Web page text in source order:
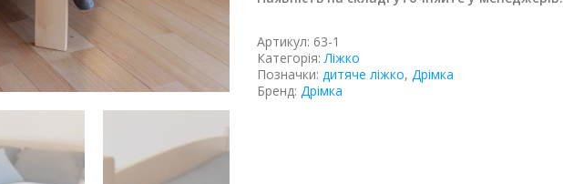
Артикул: 63-1
Категорія:Ліжко
Позначки: дитяче ліжко, Дрімка
Бренд: Дрімка